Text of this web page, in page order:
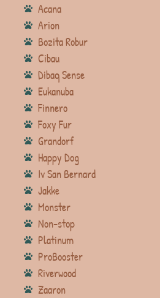
Acana
Arion
Bozita Robur
Cibau
Dibaq Sense
Eukanuba
Finnero
Foxy Fur
Grandorf
Happy Dog
Iv San Bernard
Jakke
Monster
Non-stop
Platinum
ProBooster
Riverwood
Zaaron